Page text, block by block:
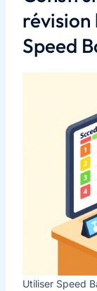
révision
Speed
Utiliser Speed